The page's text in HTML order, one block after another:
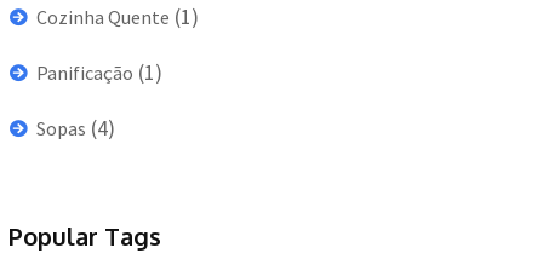
Cozinha Quente (1)
Panificação (1)
Sopas (4)
Popular Tags